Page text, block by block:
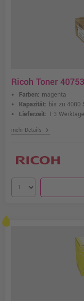
Ricoh Toner
Farben: magenta
Kapazität: bis zu 4000
Lieferzeit: 1-3 Werktage
mehr Details chevron_right